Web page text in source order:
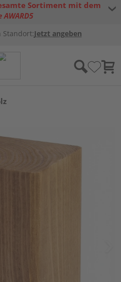
Sortiment mit dem
AWARD5
Standort:Jetzt angeben